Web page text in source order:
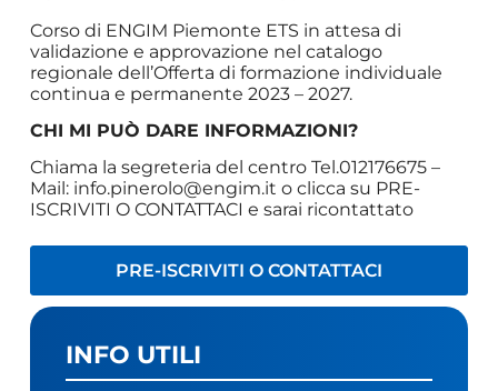
Corso di ENGIM Piemonte ETS in attesa di
validazione e approvazione nel catalogo
regionale dell’Offerta di formazione individuale
continua e permanente 2023 – 2027.
CHI MI PUÒ DARE INFORMAZIONI?
Chiama la segreteria del centro Tel.012176675 –
Mail: info.pinerolo@engim.it o clicca su PRE-
ISCRIVITI O CONTATTACI e sarai ricontattato
PRE-ISCRIVITI O CONTATTACI
INFO UTILI